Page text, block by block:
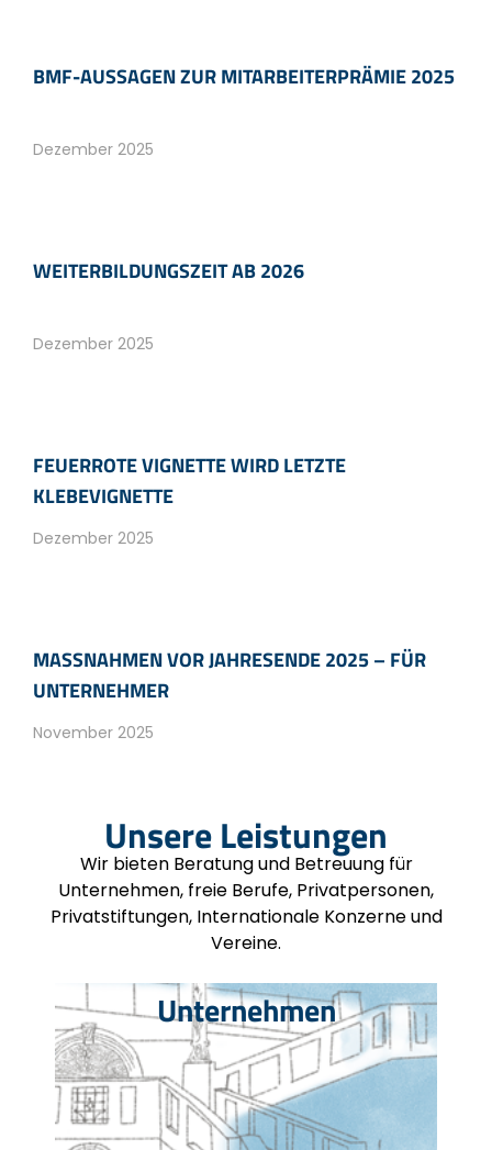
BMF-AUSSAGEN ZUR MITARBEITER­PRÄMIE 2025
Dezember 2025
WEITERBILDUNGSZEIT AB 2026
Dezember 2025
FEUERROTE VIGNETTE WIRD LETZTE
KLEBEVIGNETTE
Dezember 2025
MASSNAHMEN VOR JAHRESENDE 2025 – FÜR U
NTERNEHMER
November 2025
Unsere Leistungen
Wir bieten Beratung und Betreuung für
Unternehmen, freie Berufe, Privatpersonen,
Privatstiftungen, Internationale Konzerne und
Vereine.
Unternehmen